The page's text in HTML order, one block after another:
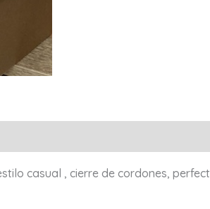
casual , cierre de cordones,